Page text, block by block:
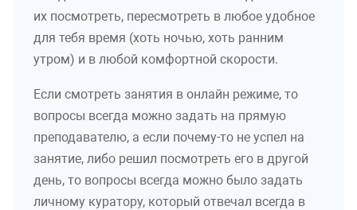
их посмотреть, пересмотреть в любое удобное
для тебя время (хоть ночью, хоть ранним
утром) и в любой комфортной скорости.
Если смотреть занятия в онлайн режиме, то
вопросы всегда можно задать на прямую
преподавателю, а если почему-то не успел на
занятие, либо решил посмотреть его в другой
день, то вопросы всегда можно было задать
личному куратору, который отвечал всегда в